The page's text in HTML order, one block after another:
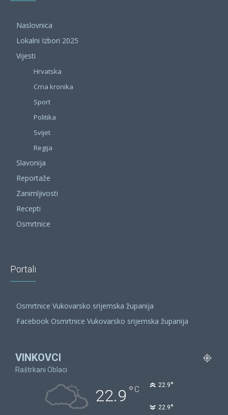
Naslovnica
Lokalni Izbori 2025
Vijesti
Hrvatska
Crna kronika
Sport
Politika
Svijet
Regija
Slavonija
Reportaže
Zanimljivosti
Recepti
Osmrtnice
Portali
Osmrtnice Vukovarsko srijemska županija
Facebook Osmrtnice Vukovarsko srijemska županija
VINKOVCI
Raštrkani Oblaci
22.9 °C 22.9°
22.9°